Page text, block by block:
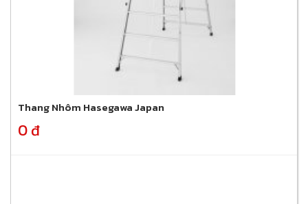
Thang Nhôm Hasegawa Japan
0 đ